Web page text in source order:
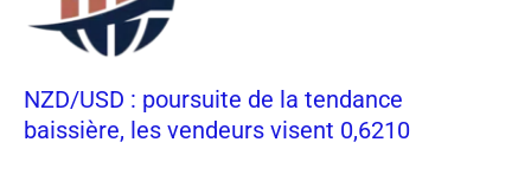
NZD/USD : poursuite de la tendance
baissière, les vendeurs visent 0,6210